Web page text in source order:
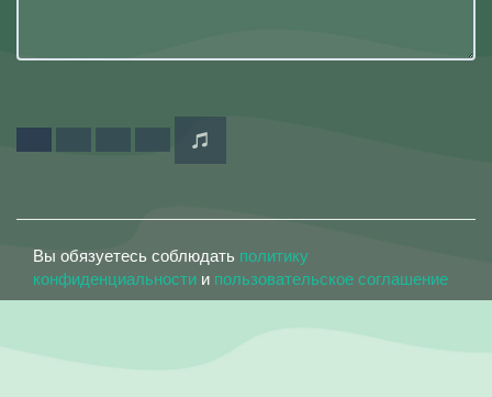
Вы обязуетесь соблюдать политику
конфиденциальности и пользовательское соглашение